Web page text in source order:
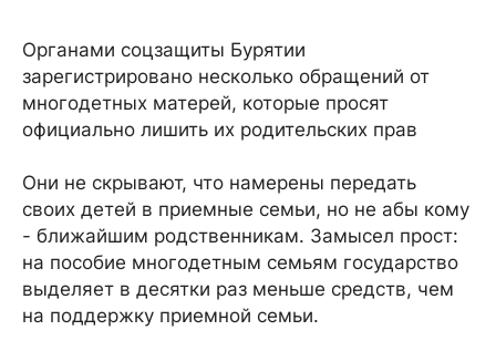
Органами соцзащиты Бурятии
зарегистрировано несколько обращений от
многодетных матерей, которые просят
официально лишить их родительских прав
Они не скрывают, что намерены передать
своих детей в приемные семьи, но не абы кому
- ближайшим родственникам. Замысел прост:
на пособие многодетным семьям государство
выделяет в десятки раз меньше средств, чем
на поддержку приемной семьи.